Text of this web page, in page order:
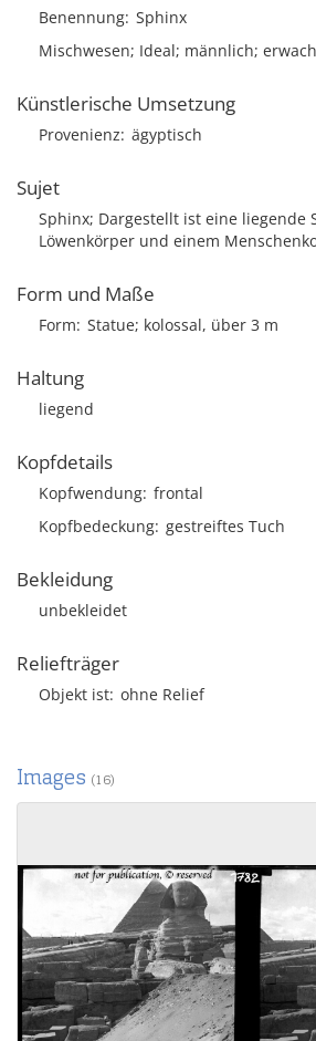
Benennung Sphinx
Mischwesen; Ideal; männlich;
Künstlerische Umsetzung
Provenienz ägyptisch
Sujet
Sphinx; Dargestellt ist eine liegende
Löwenkörper und einem
Form und Maße
Form Statue; kolossal, über 3 m
Haltung
liegend
Kopfdetails
Kopfwendung frontal
Kopfbedeckung gestreiftes Tuch
Bekleidung
unbekleidet
Reliefträger
Objekt ist ohne Relief
Images (16)